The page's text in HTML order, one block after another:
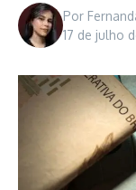
Por
17 de julho